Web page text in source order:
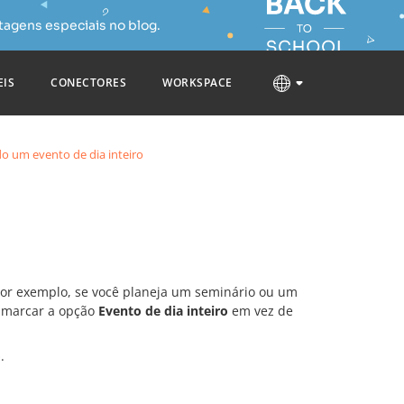
especiais no blog.
CONECTORES WORKSPACE
um evento de dia inteiro
exemplo, se você planeja um seminário ou um
a opção Evento de dia inteiro em vez de
.